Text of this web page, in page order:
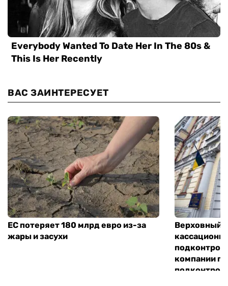
ВАС ЗАИНТЕРЕСУЕТ
ЕС потеряет 180 млрд евро из-за
жары и засухи
Верховный
компании